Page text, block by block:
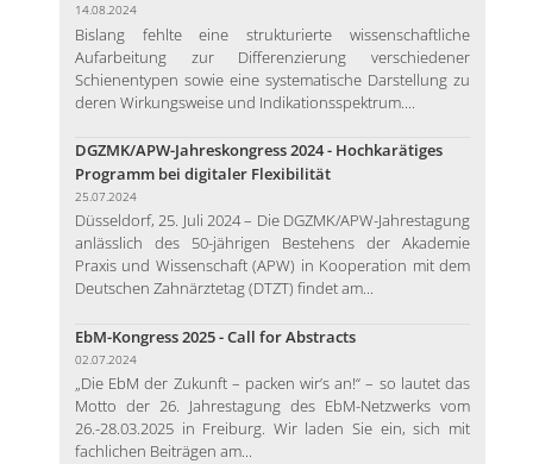
14.08.2024
Bislang fehlte eine strukturierte wissenschaftliche
Aufarbeitung zur Differenzierung verschiedener
Schienentypen sowie eine systematische Darstellung zu
deren Wirkungsweise und Indikationsspektrum....
DGZMK/APW-Jahreskongress 2024 - Hochkarätiges
Programm bei digitaler Flexibilität
25.07.2024
Düsseldorf, 25. Juli 2024 – Die DGZMK/APW-Jahrestagung
anlässlich des 50-jährigen Bestehens der Akademie
Praxis und Wissenschaft (APW) in Kooperation mit dem
Deutschen Zahnärztetag (DTZT) findet am...
EbM-Kongress 2025 - Call for Abstracts
02.07.2024
„Die EbM der Zukunft – packen wir’s an!“ – so lautet das
Motto der 26. Jahrestagung des EbM-Netzwerks vom
26.-28.03.2025 in Freiburg. Wir laden Sie ein, sich mit
fachlichen Beiträgen am...